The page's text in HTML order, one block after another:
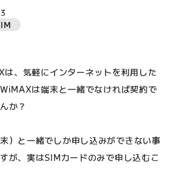
、気軽にインターネットを利用した
は端末と一緒でなければ契約で
か？
）と一緒でしか申し込みができない事
が、実はSIMカードのみで申し込むこ